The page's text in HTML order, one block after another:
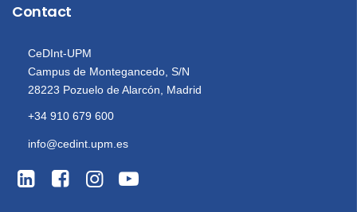
Contact
CeDInt-UPM
Campus de Montegancedo, S/N
28223 Pozuelo de Alarcón, Madrid
+34 910 679 600
info@cedint.upm.es